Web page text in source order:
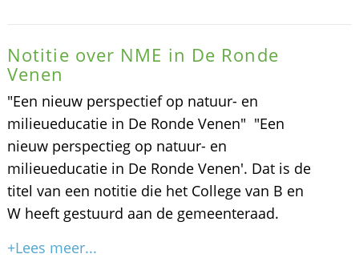
Notitie over NME in De Ronde
Venen
"Een nieuw perspectief op natuur- en
milieueducatie in De Ronde Venen" "Een
nieuw perspectieg op natuur- en
milieueducatie in De Ronde Venen'. Dat is de
titel van een notitie die het College van B en
W heeft gestuurd aan de gemeenteraad.
+Lees meer...